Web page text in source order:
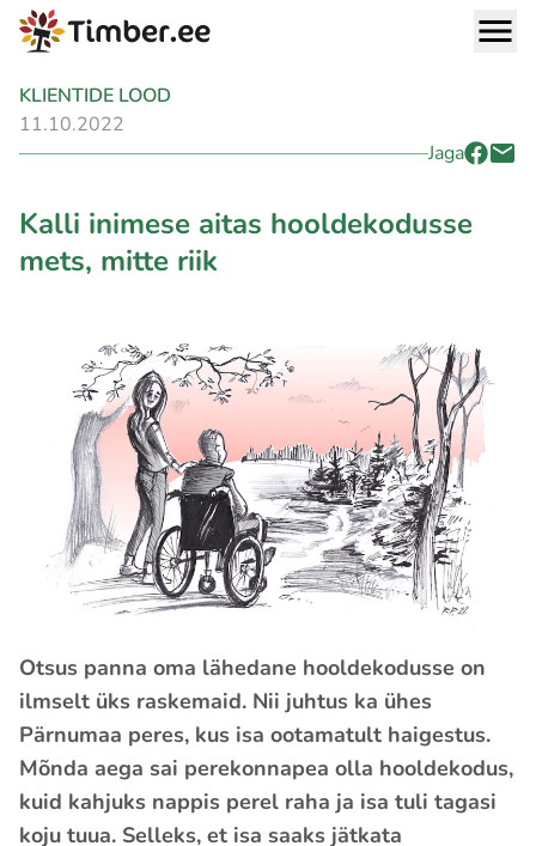
KLIENTIDE LOOD
11.10.2022
Jaga
Kalli inimese aitas hooldekodusse
mets, mitte riik
Otsus panna oma lähedane hooldekodusse on
ilmselt üks raskemaid. Nii juhtus ka ühes
Pärnumaa peres, kus isa ootamatult haigestus.
Mõnda aega sai perekonnapea olla hooldekodus,
kuid kahjuks nappis perel raha ja isa tuli tagasi
koju tuua. Selleks, et isa saaks jätkata